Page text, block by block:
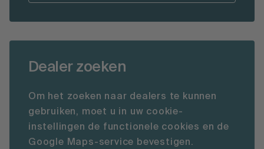
Dealer zoeken
Om het zoeken naar dealers te kunnen
gebruiken, moet u in uw cookie-
instellingen de functionele cookies en de
Google Maps-service bevestigen.